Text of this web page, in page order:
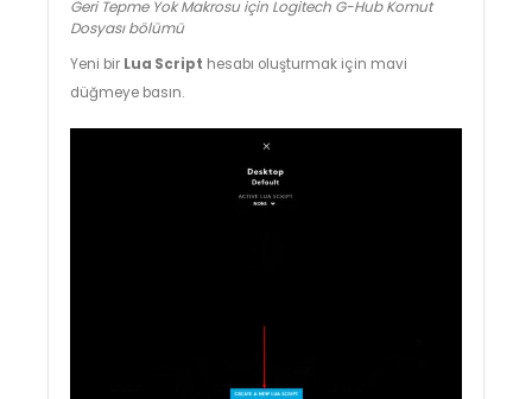
Geri Tepme Yok Makrosu için Logitech G-Hub Komut
Dosyası bölümü
Yeni bir Lua Script hesabı oluşturmak için mavi
düğmeye basın.